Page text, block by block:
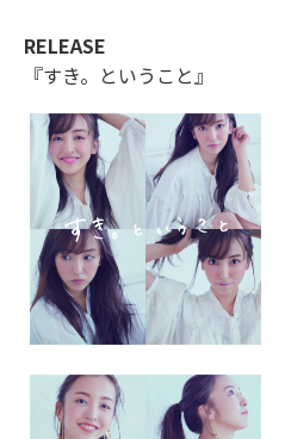
RELEASE
『すき。ということ』